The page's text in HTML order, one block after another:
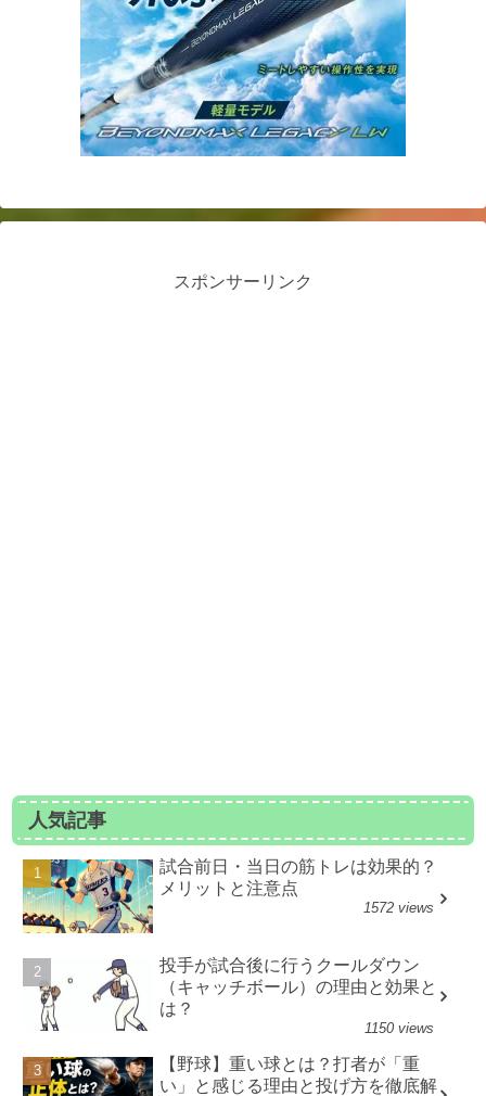
スポンサーリンク
人気記事
試合前日・当日の筋トレは効果的？
メリットと注意点
1572 views
投手が試合後に行うクールダウン
（キャッチボール）の理由と効果と
は？
1150 views
【野球】重い球とは？打者が「重
い」と感じる理由と投げ方を徹底解